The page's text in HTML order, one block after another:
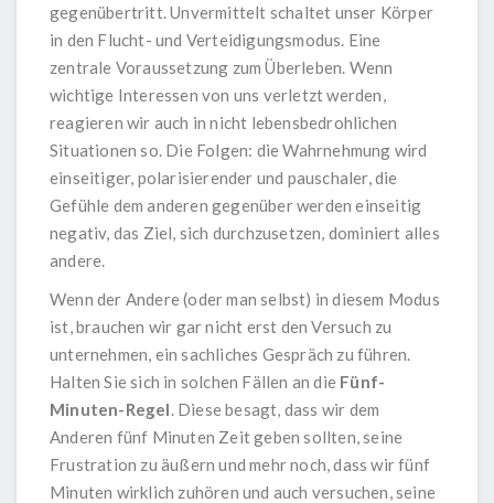
gegenübertritt. Unvermittelt schaltet unser Körper
in den Flucht- und Verteidigungsmodus. Eine
zentrale Voraussetzung zum Überleben. Wenn
wichtige Interessen von uns verletzt werden,
reagieren wir auch in nicht lebensbedrohlichen
Situationen so. Die Folgen: die Wahrnehmung wird
einseitiger, polarisierender und pauschaler, die
Gefühle dem anderen gegenüber werden einseitig
negativ, das Ziel, sich durchzusetzen, dominiert alles
andere.
Wenn der Andere (oder man selbst) in diesem Modus
ist, brauchen wir gar nicht erst den Versuch zu
unternehmen, ein sachliches Gespräch zu führen.
Halten Sie sich in solchen Fällen an die Fünf-
Minuten-Regel . Diese besagt, dass wir dem
Anderen fünf Minuten Zeit geben sollten, seine
Frustration zu äußern und mehr noch, dass wir fünf
Minuten wirklich zuhören und auch versuchen, seine